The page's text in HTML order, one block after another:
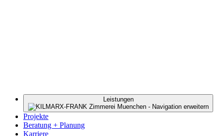
Leistungen
Projekte
Beratung + Planung
Karriere